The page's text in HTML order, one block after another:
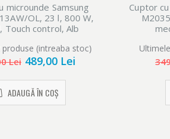
microunde Samsung
OL, 23 l, 800 W,
Touch control, Alb
produse (intreaba stoc)
Lei 489,00 Lei
ADAUGĂ ÎN COȘ
Cuptor